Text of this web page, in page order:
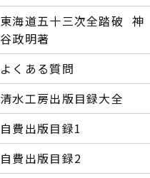
東海道五十三次全踏破 ―― 神
谷政明著
よくある質問
清水工房出版目録大全
自費出版目録1
自費出版目録2